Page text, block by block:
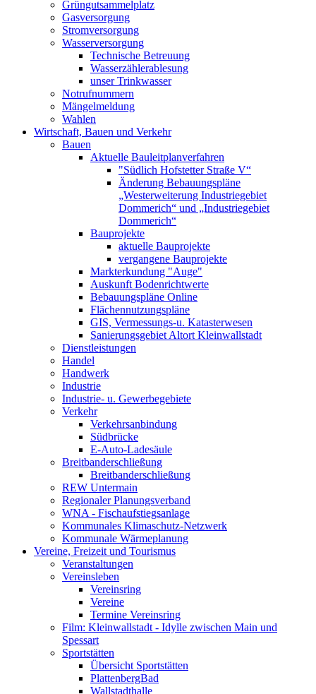
Grüngutsammelplatz
Gasversorgung
Stromversorgung
Wasserversorgung
Technische Betreuung
Wasserzählerablesung
unser Trinkwasser
Notrufnummern
Mängelmeldung
Wahlen
Wirtschaft, Bauen und Verkehr
Bauen
Aktuelle Bauleitplanverfahren
"Südlich Hofstetter Straße V“
Änderung Bebauungspläne
„Westerweiterung Industriegebiet
Dommerich“ und „Industriegebiet
Dommerich“
Bauprojekte
aktuelle Bauprojekte
vergangene Bauprojekte
Markterkundung "Auge"
Auskunft Bodenrichtwerte
Bebauungspläne Online
Flächennutzungspläne
GIS, Vermessungs-u. Katasterwesen
Sanierungsgebiet Altort Kleinwallstadt
Dienstleistungen
Handel
Handwerk
Industrie
Industrie- u. Gewerbegebiete
Verkehr
Verkehrsanbindung
Südbrücke
E-Auto-Ladesäule
Breitbanderschließung
Breitbanderschließung
REW Untermain
Regionaler Planungsverband
WNA - Fischaufstiegsanlage
Kommunales Klimaschutz-Netzwerk
Kommunale Wärmeplanung
Vereine, Freizeit und Tourismus
Veranstaltungen
Vereinsleben
Vereinsring
Vereine
Termine Vereinsring
Film: Kleinwallstadt - Idylle zwischen Main und
Spessart
Sportstätten
Übersicht Sportstätten
PlattenbergBad
Wallstadthalle